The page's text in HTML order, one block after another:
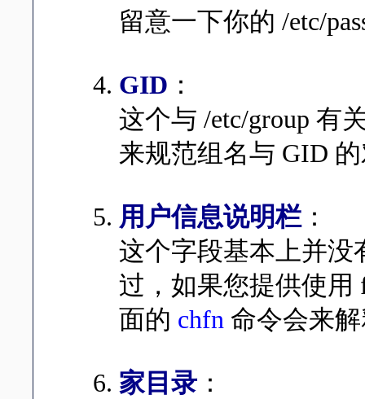
留意一下你的 /etc/
GID ：
这个与 /etc/group 有
来规范组名与 GID
用户信息说明栏：
这个字段基本上并没
过，如果您提供使用
面的 chfn 命令会来
家目录 ：